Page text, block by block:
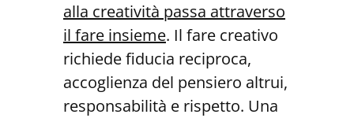
alla creatività passa attraverso
il fare insieme. Il fare creativo
richiede fiducia reciproca,
accoglienza del pensiero altrui,
responsabilità e rispetto. Una